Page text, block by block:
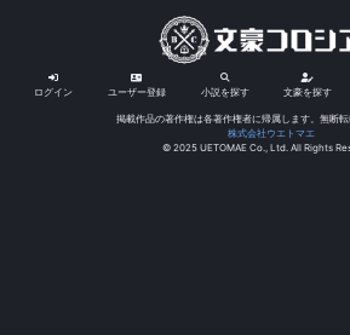
ログイン ユーザー登録 小説を探す 文豪を探す
掲載作品の著作権は各著作権者に帰属します。無断転
株式会社ウエトマエ
© 2025 UETOMAE Co., Ltd. All Rights